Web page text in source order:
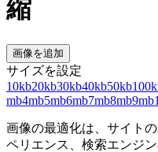
縮
画像を追加
サイズを設定
10kb20kb30kb40kb50kb
mb4mb5mb6mb7mb8mb9mb
画像の最適化は、サイト
ペリエンス、検索エンジ